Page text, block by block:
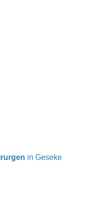
in Geseke